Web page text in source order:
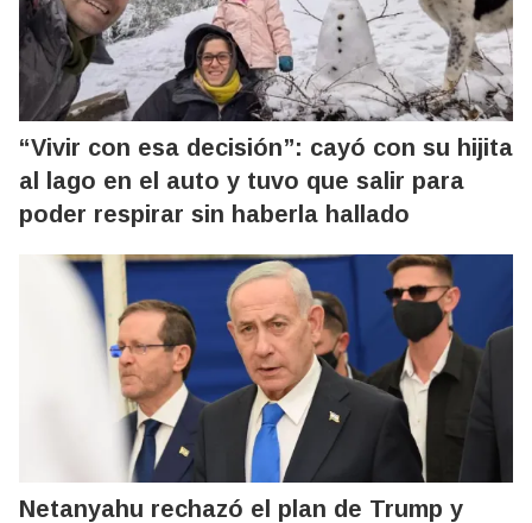
“Vivir con esa decisión”: cayó con su hijita
al lago en el auto y tuvo que salir para
poder respirar sin haberla hallado
Netanyahu rechazó el plan de Trump y